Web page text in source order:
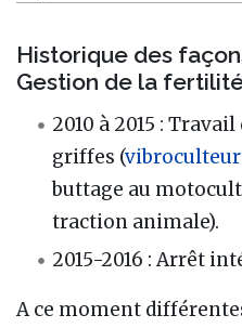
Historique des
Gestion de la
2010 à 2015 :
griffes (vibroculteur
buttage au
traction animale).
2015-2016 : Arrêt
A ce moment